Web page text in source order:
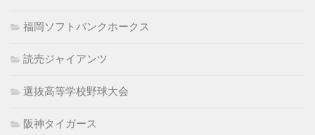
福岡ソフトバンクホークス
読売ジャイアンツ
選抜高等学校野球大会
阪神タイガース